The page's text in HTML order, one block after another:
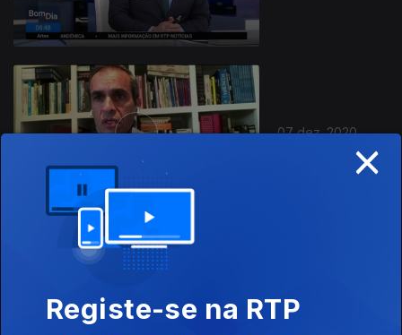
07 dez. 2020×
Registe-se na RTP